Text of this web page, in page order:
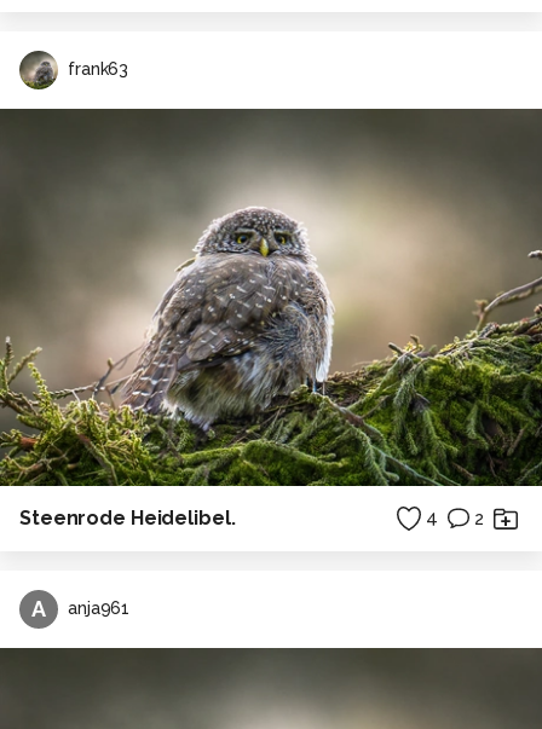
frank63
Steenrode Heidelibel. 4 2
A anja961